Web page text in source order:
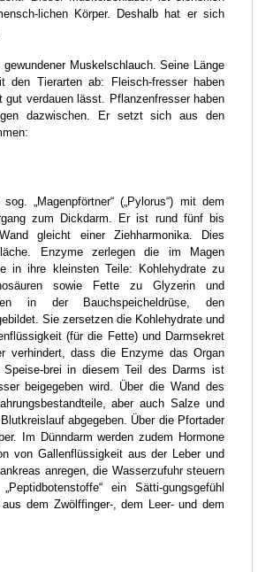
lichen Körper. Deshalb hat er sich
Muskelschlauch. Seine Länge
den Tierarten ab: Fleisch-fresser haben
verdauen lässt. Pflanzenfresser haben
dazwischen. Er setzt sich aus den
„Magenpförtner“ („Pylorus“) mit dem
zum Dickdarm. Er ist rund fünf bis
gleicht einer Ziehharmonika. Dies
Enzyme zerlegen die im Magen
in ihre kleinsten Teile: Kohlehydrate zu
sowie Fette zu Glyzerin und
in der Bauchspeicheldrüse, den
Sie zersetzen die Kohlehydrate und
(für die Fette) und Darmsekret
verhindert, dass die Enzyme das Organ
brei in diesem Teil des Darms ist
beigegeben wird. Über die Wand des
aber auch Salze und
abgegeben. Über die Pfortader
Im Dünndarm werden zudem Hormone
von Gallenflüssigkeit aus der Leber und
anregen, die Wasserzufuhr steuern
ein Sätti-gungsgefühl
dem Zwölffinger-, dem Leer- und dem